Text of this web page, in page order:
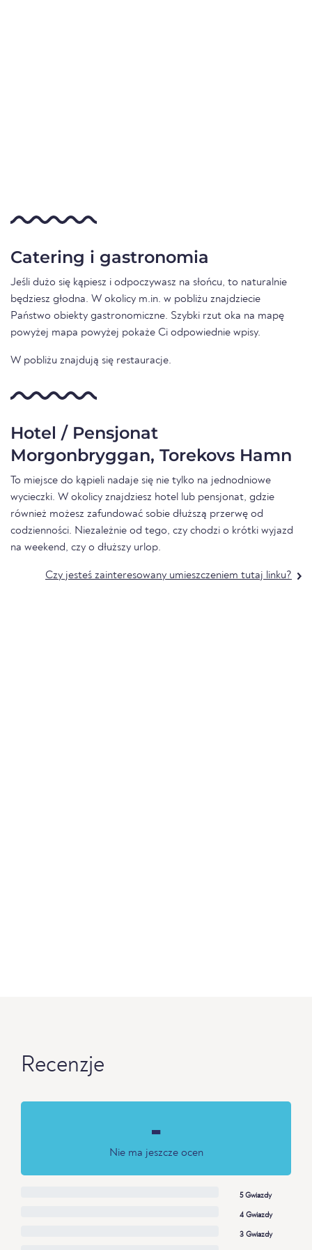
Catering i gastronomia
Jeśli dużo się kąpiesz i odpoczywasz na słońcu, to naturalnie
będziesz głodna. W okolicy m.in. w pobliżu znajdziecie
Państwo obiekty gastronomiczne. Szybki rzut oka na mapę
powyżej mapa powyżej pokaże Ci odpowiednie wpisy.
W pobliżu znajdują się restauracje.
Hotel / Pensjonat
Morgonbryggan, Torekovs Hamn
To miejsce do kąpieli nadaje się nie tylko na jednodniowe
wycieczki. W okolicy znajdziesz hotel lub pensjonat, gdzie
również możesz zafundować sobie dłuższą przerwę od
codzienności. Niezależnie od tego, czy chodzi o krótki wyjazd
na weekend, czy o dłuższy urlop.
Czy jesteś zainteresowany umieszczeniem tutaj linku?
Recenzje
-
Nie ma jeszcze ocen
5 Gwiazdy
4 Gwiazdy
3 Gwiazdy